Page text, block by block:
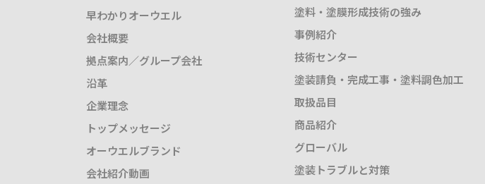
早わかりオーウエル
会社概要
拠点案内／グループ会社
沿革
企業理念
トップメッセージ
オーウエルブランド
会社紹介動画
塗料・塗膜形成技術の強み
事例紹介
技術センター
塗装請負・完成工事・塗料調色加工
取扱品目
商品紹介
グローバル
塗装トラブルと対策